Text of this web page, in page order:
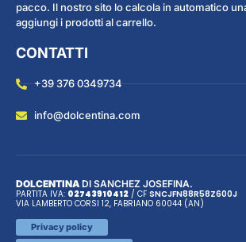
pacco. Il nostro sito lo calcola in automatico
aggiungi i prodotti al carrello.
CONTATTI
+39 376 0349734
info@dolcentina.com
DOLCENTINA DI SANCHEZ JOSEFINA.
PARTITA IVA: 02743910412 / CF SNCJFN88R58Z600J
VIA LAMBERTO CORSI 12, FABRIANO 60044 (AN)
Privacy policy